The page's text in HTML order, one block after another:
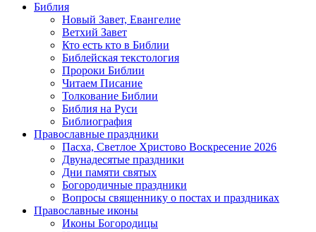
Библия
Новый Завет, Евангелие
Ветхий Завет
Кто есть кто в Библии
Библейская текстология
Пророки Библии
Читаем Писание
Толкование Библии
Библия на Руси
Библиография
Православные праздники
Пасха, Светлое Христово Воскресение 2026
Двунадесятые праздники
Дни памяти святых
Богородичные праздники
Вопросы священнику о постах и праздниках
Православные иконы
Иконы Богородицы